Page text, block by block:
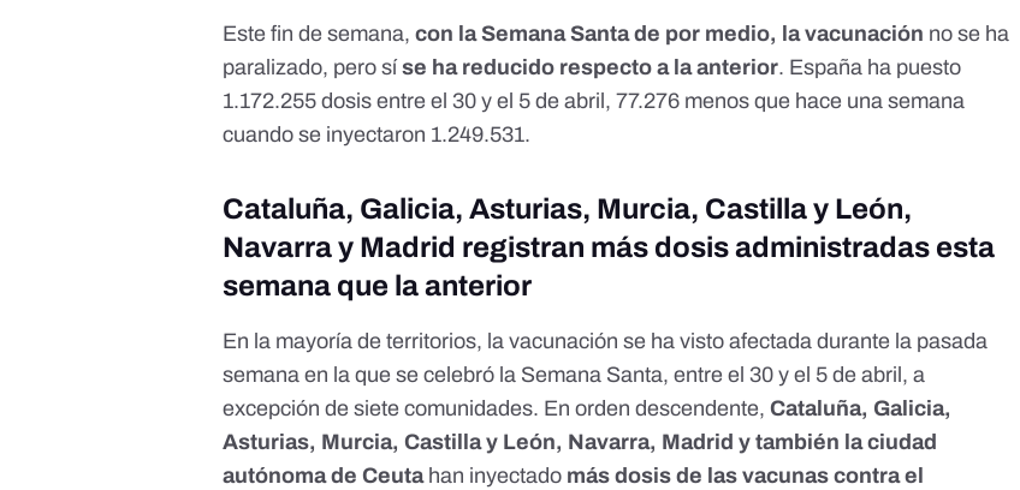
Este fin de semana,con la Semana Santa de por medio, la vacunación no se ha
paralizado, pero síse ha reducido respecto a la anterior. España ha puesto
1.172.255 dosis entre el 30 y el 5 de abril, 77.276 menos que hace una semana
cuando se inyectaron 1.249.531.
Cataluña, Galicia, Asturias, Murcia, Castilla y León,
Navarra y Madrid registran más dosis administradas esta
semana que la anterior
En la mayoría de territorios, la vacunación se ha visto afectada durante la pasada
semana en la que se celebró la Semana Santa, entre el 30 y el 5 de abril, a
excepción de siete comunidades. En orden descendente,Cataluña, Galicia,
Asturias, Murcia, Castilla y León, Navarra, Madrid y también la ciudad
autónoma de Ceuta han inyectado más dosis de las vacunas contra el